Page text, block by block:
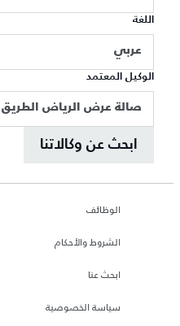
اللغة
عربي
الوكيل المعتمد
صالة عرض الرياض الطريق
ابحث عن وكالاتنا
الوظائف
الشروط والأحكام
ابحث عنا
سياسة الخصوصية